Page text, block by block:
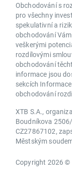
Obchodování s
pro všechny
spekulativní a
obchodování
veškerými
rozdílovými
obchodování
informace jsou
sekcích
obchodování
XTB S.A.,
Boudníkova
CZ27867102,
Městským
Copyright 2026 ©